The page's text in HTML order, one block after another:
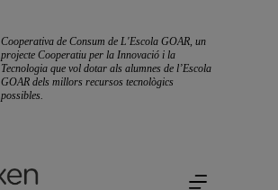
Cooperativa de Consum de L'Escola GOAR, un
projecte Cooperatiu per la Innovació i la
Tecnologia que vol dotar als alumnes de l’Escola
GOAR dels millors recursos tecnològics
possibles.